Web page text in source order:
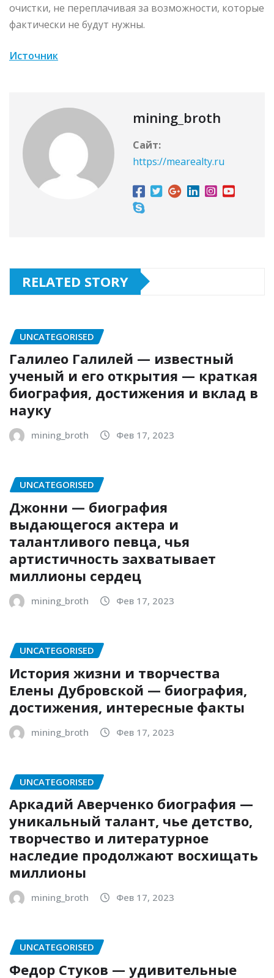
очистки, не переплачивая за возможности, которые
фактически не будут нужны.
Источник
mining_broth
Сайт:
https://mearealty.ru
RELATED STORY
UNCATEGORISED
Галилео Галилей — известный
ученый и его открытия — краткая
биография, достижения и вклад в
науку
mining_broth Фев 17, 2023
UNCATEGORISED
Джонни — биография
выдающегося актера и
талантливого певца, чья
артистичность захватывает
миллионы сердец
mining_broth Фев 17, 2023
UNCATEGORISED
История жизни и творчества
Елены Дубровской — биография,
достижения, интересные факты
mining_broth Фев 17, 2023
UNCATEGORISED
Аркадий Аверченко биография —
уникальный талант, чье детство,
творчество и литературное
наследие продолжают восхищать
миллионы
mining_broth Фев 17, 2023
UNCATEGORISED
Федор Стуков — удивительные